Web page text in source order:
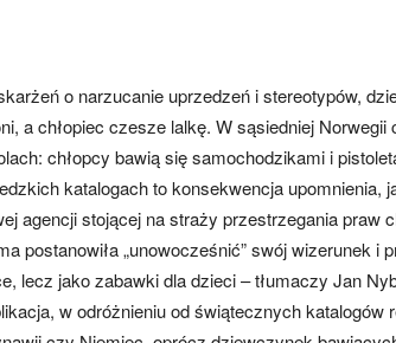
o narzucanie uprzedzeń i stereotypów,
a chłopiec czesze lalkę. W sąsiedniej
chłopcy bawią się samochodzikami i
katalogach to konsekwencja upomnienia,
agencji stojącej na straży przestrzegania praw
postanowiła „unowocześnić” swój wizerunek i
lecz jako zabawki dla dzieci – tłumaczy Jan
w odróżnieniu od świątecznych katalogów